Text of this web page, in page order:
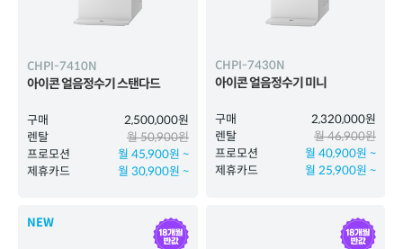
CHPI-7410N
아이콘 얼음정수기 스탠다드
구매
2,500,000원
렌탈
월 50,900원
프로모션
월 45,900원 ~
제휴카드
월 30,900원 ~
CHPI-7430N
아이콘 얼음정수기 미니
구매
2,320,000원
렌탈
월 46,900원
프로모션
월 40,900원 ~
제휴카드
월 25,900원 ~
NEW